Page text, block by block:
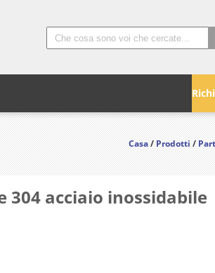
Casa/Prodotti/
acciaio inossidabile